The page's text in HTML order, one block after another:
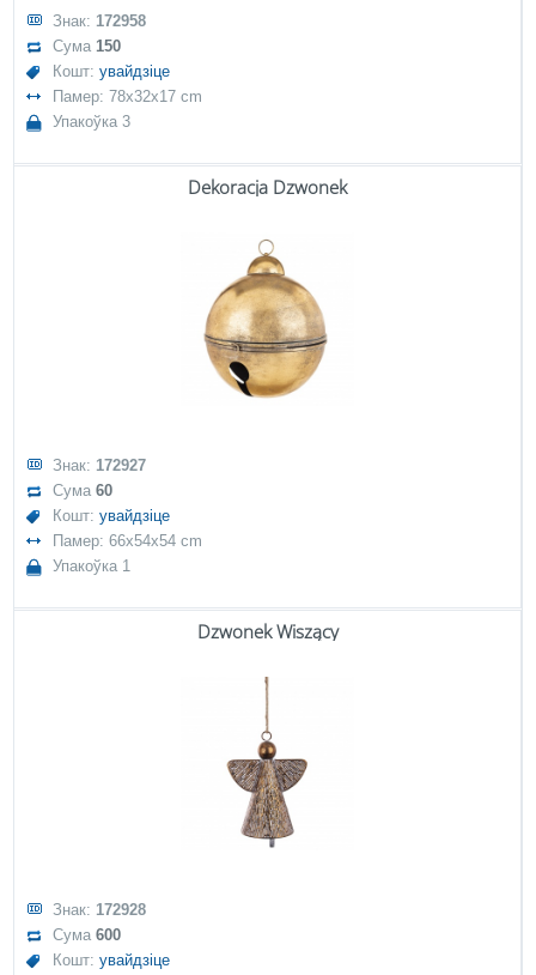
Знак: 172958
Сума150
Кошт:увайдзіце
Памер: 78x32x17 cm
Упакоўка 3
Dekoracja Dzwonek
Знак: 172927
Сума60
Кошт:увайдзіце
Памер: 66x54x54 cm
Упакоўка 1
Dzwonek Wiszący
Знак: 172928
Сума600
Кошт:увайдзіце